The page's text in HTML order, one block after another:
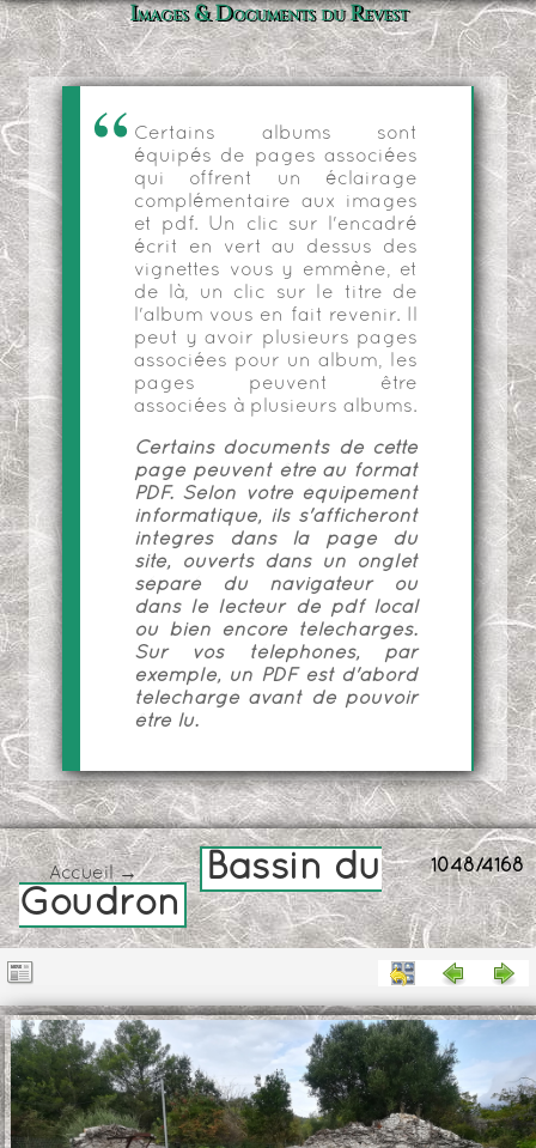
Images & Documents du Revest
Certains albums sont
équipés de pages associées
qui offrent un éclairage
complémentaire aux images
et pdf. Un clic sur l'encadré
écrit en vert au dessus des
vignettes vous y emmène, et
de là, un clic sur le titre de
l'album vous en fait revenir. Il
peut y avoir plusieurs pages
associées pour un album, les
pages peuvent être
associées à plusieurs albums.
Certains documents de cette
page peuvent être au format
PDF. Selon votre équipement
informatique, ils s'afficheront
intégrés dans la page du
site, ouverts dans un onglet
séparé du navigateur ou
dans le lecteur de pdf local
ou bien encore téléchargés.
Sur vos téléphones, par
exemple, un PDF est d'abord
téléchargé avant de pouvoir
être lu.
1048/4168
Accueil→
Bassin du
Goudron